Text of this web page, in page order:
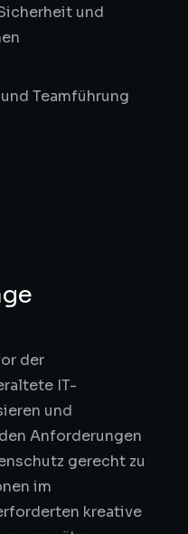
und
Teamführung
der
IT-
und
Anforderungen
gerecht zu
im
kreative